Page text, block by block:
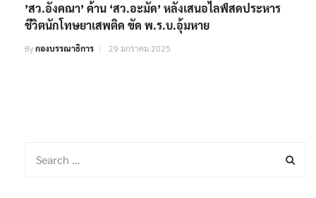
’สว.อังคณา’ ค้าน ‘สว.อะมัด’ หลังเสนอไลฟ์สดประหาร
ชีวิตนักโทษยาเสพติด ขัด พ.ร.บ.อุ้มหาย
Byกองบรรณาธิการ 29 มกราคม 2025